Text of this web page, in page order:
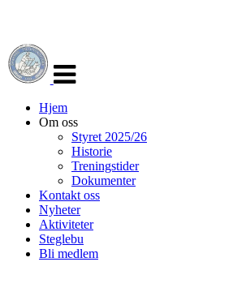
navigasjon
Hjem
Om oss
Styret 2025/26
Historie
Treningstider
Dokumenter
Kontakt oss
Nyheter
Aktiviteter
Steglebu
Bli medlem